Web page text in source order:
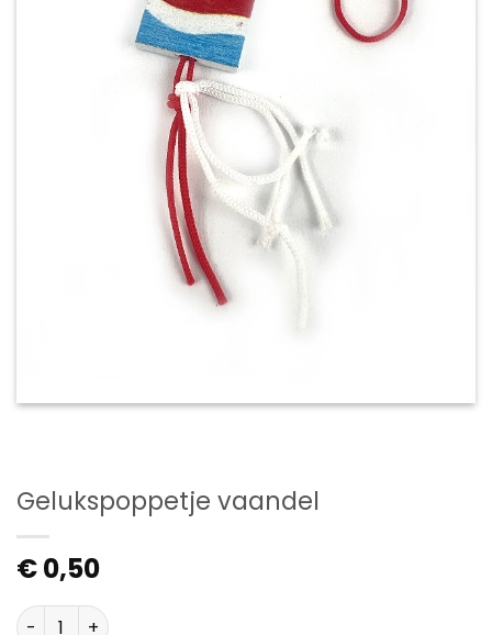
Gelukspoppetje vaandel
€0,50
Gelukspoppetje vaandel aantal